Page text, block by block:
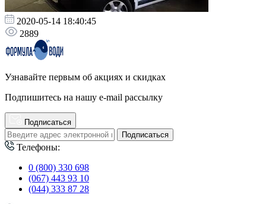
2020-05-14 18:40:45
2889
Узнавайте первым об акциях и скидках
Подпишитесь на нашу e-mail рассылку
Подписаться
Подписаться
Телефоны:
0 (800) 330 698
(067) 443 93 10
(044) 333 87 28